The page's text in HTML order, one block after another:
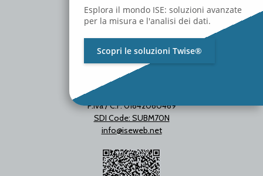
P.Iva / C.F. 01642060469
SDI Code: SUBM70N
info@iseweb.net
Esplora il mondo ISE: soluzioni avanzate
per la misura e l'analisi dei dati.
Scopri le soluzioni Twise®